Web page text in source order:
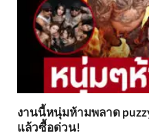
งานนี้หนุ่มห้ามพลาด
แล้วซื้อด่วน!